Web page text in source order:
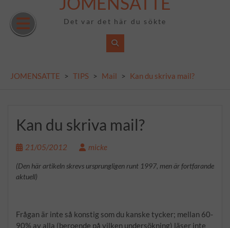
content
Det var det här du sökte
JOMENSATTE > TIPS > Mail > Kan du skriva mail?
Kan du skriva mail?
21/05/2012 micke
(Den här artikeln skrevs ursprungligen runt 1997, men är fortfarande
aktuell)
Frågan är inte så konstig som du kanske tycker; mellan 60-
90% av alla (beroende på vilken undersökning) läser inte